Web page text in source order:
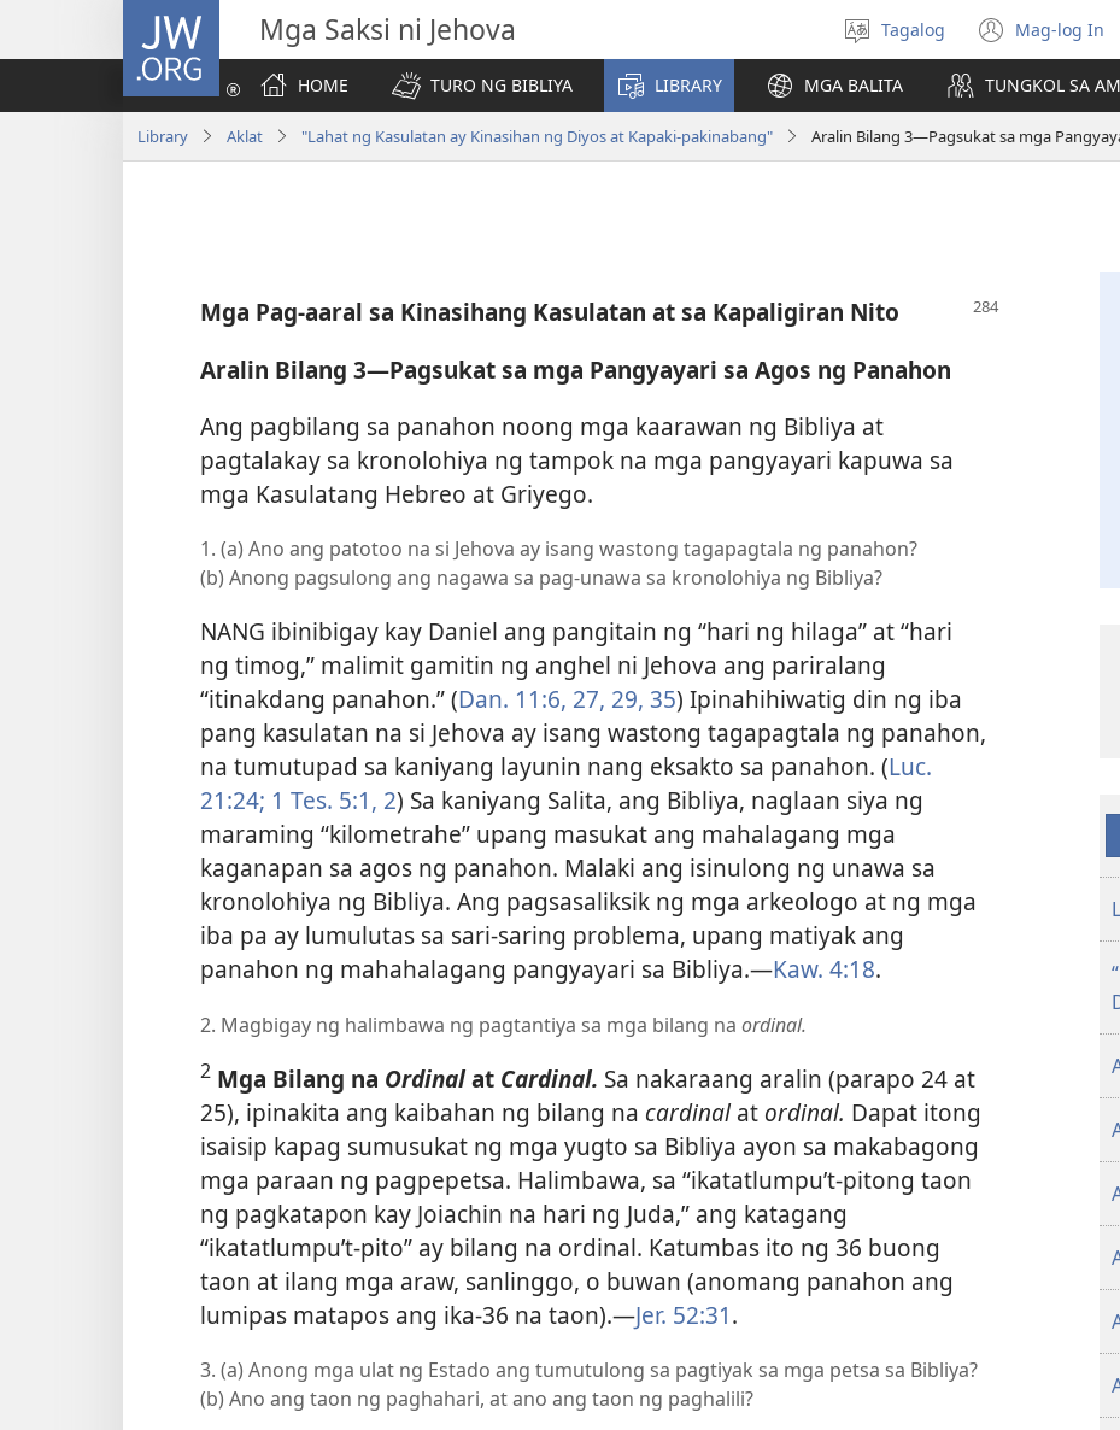
JW.ORG Mga Saksi ni Jehova
Pumili
ng
wika
Tagalog Mag-log In
(may
bubukas
na
bagong
window)
HOME
TURO NG BIBLIYA LIBRARY MGA BALITA TUNGKOL SA
Library Aklat "Lahat ng Kasulatan ay Kinasihan ng Diyos at Kapaki-pakinabang" Aralin Bilang 3—Pagsukat sa mga
Mga Pag-aaral sa Kinasihang Kasulatan at sa Kapaligiran Nito
Aralin Bilang 3​—Pagsukat sa mga Pangyayari sa Agos ng Panahon
Ang pagbilang sa panahon noong mga kaarawan ng Bibliya at
pagtalakay sa kronolohiya ng tampok na mga pangyayari kapuwa sa
mga Kasulatang Hebreo at Griyego.
1. (a) Ano ang patotoo na si Jehova ay isang wastong tagapagtala ng panahon?
(b) Anong pagsulong ang nagawa sa pag-unawa sa kronolohiya ng Bibliya?
NANG ibinibigay kay Daniel ang pangitain ng “hari ng hilaga” at “hari
ng timog,” malimit gamitin ng anghel ni Jehova ang pariralang
“itinakdang panahon.” (Dan. 11:6, 27, 29, 35) Ipinahihiwatig din ng iba
pang kasulatan na si Jehova ay isang wastong tagapagtala ng panahon,
na tumutupad sa kaniyang layunin nang eksakto sa panahon. (Luc.
21:24; 1 Tes. 5:1, 2) Sa kaniyang Salita, ang Bibliya, naglaan siya ng
maraming “kilometrahe” upang masukat ang mahalagang mga
kaganapan sa agos ng panahon. Malaki ang isinulong ng unawa sa
kronolohiya ng Bibliya. Ang pagsasaliksik ng mga arkeologo at ng mga
iba pa ay lumulutas sa sari-saring problema, upang matiyak ang
panahon ng mahahalagang pangyayari sa Bibliya.​—Kaw. 4:18.
2. Magbigay ng halimbawa ng pagtantiya sa mga bilang na ordinal.
2 Mga Bilang na Ordinalat Cardinal. Sa nakaraang aralin (parapo 24 at
25), ipinakita ang kaibahan ng bilang na cardinalat ordinal. Dapat itong
isaisip kapag sumusukat ng mga yugto sa Bibliya ayon sa makabagong
mga paraan ng pagpepetsa. Halimbawa, sa “ikatatlumpu’t-pitong taon
ng pagkatapon kay Joiachin na hari ng Juda,” ang katagang
“ikatatlumpu’t-pito” ay bilang na ordinal. Katumbas ito ng 36 buong
taon at ilang mga araw, sanlinggo, o buwan (anomang panahon ang
lumipas matapos ang ika-36 na taon).​—Jer. 52:31.
3. (a) Anong mga ulat ng Estado ang tumutulong sa pagtiyak sa mga petsa sa Bibliya?
(b) Ano ang taon ng paghahari, at ano ang taon ng paghalili?